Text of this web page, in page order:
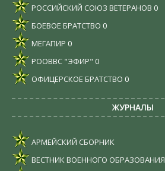
РОССИЙСКИЙ СОЮЗ ВЕТЕРАНОВ 0
БОЕВОЕ БРАТСТВО 0
МЕГАПИР 0
РООВВС "ЭФИР" 0
ОФИЦЕРСКОЕ БРАТСТВО 0
ЖУРНАЛЫ
АРМЕЙСКИЙ СБОРНИК
ВЕСТНИК ВОЕННОГО ОБРАЗОВАНИЯ